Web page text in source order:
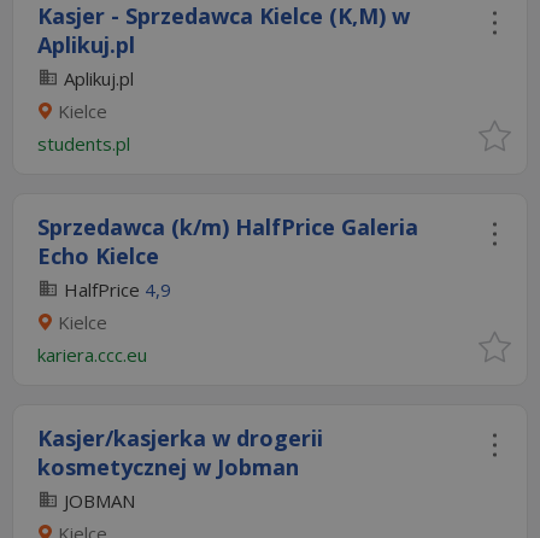
Kasjer - Sprzedawca Kielce (K,M) w
Aplikuj.pl
Aplikuj.pl
Kielce
students.pl
Sprzedawca (k/m) HalfPrice Galeria
Echo Kielce
HalfPrice 4,9
Kielce
kariera.ccc.eu
Kasjer/kasjerka w drogerii
kosmetycznej w Jobman
JOBMAN
Kielce